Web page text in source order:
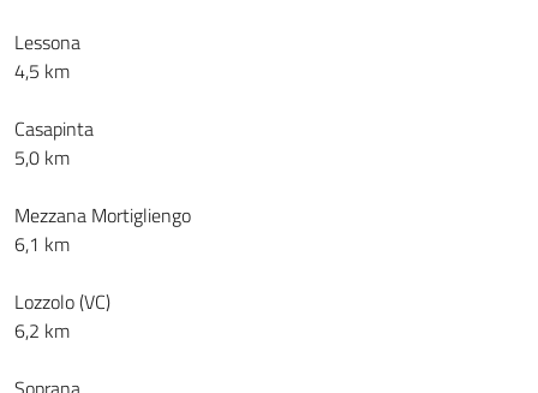
Lessona
4,5 km
Casapinta
5,0 km
Mezzana Mortigliengo
6,1 km
Lozzolo (VC)
6,2 km